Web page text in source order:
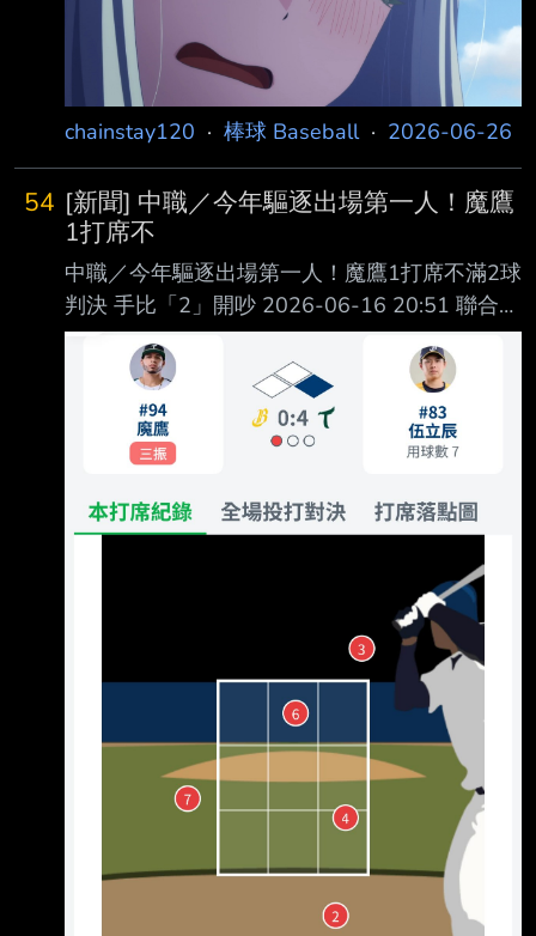
組務將尚未處理完的檢舉案處理審結後才能計算
累犯 5.下周一中職選秀會會有樂透 6.已經有兌現
部份政見了，目前開了五盤樂透 我會繼續開，
昨天被瑞恩完封後我
chainstay120 · 棒球 Baseball· 2026-06-26
54 [新聞] 中職／今年驅逐出場第一人！魔鷹
1打席不
中職／今年驅逐出場第一人！魔鷹1打席不滿2球
判決 手比「2」開吵 2026-06-16 20:51 聯合報
／ 記者陳宛晶／即時報導 中華職棒今年第一張
驅逐出場罰單出爐，台鋼雄鷹隊洋砲魔鷹第三局
對好球帶判決有意見 ，找上主審蔡豐澤爭論，
手比「2」示意不滿2球判決，隨後遭到驅逐出
場。 面對中信兄弟隊先發投手伍立辰，雄鷹在
第三局前5位打者都上壘，還無人出局已經攻下4
分大局，吳念庭擊出飛球出局後，輪到魔鷹打
擊，該打席已有1球因偏高仍被判好球讓魔 鷹有
意見，2好2壞先將下一球破壞成界外，魔鷹放掉